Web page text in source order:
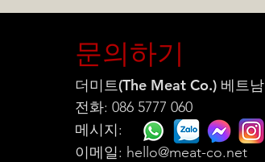
문의하기
더미트(The Meat Co.) 베트남
전화: 086 5777 060
메시지:
이메일: hello@meat-co.net